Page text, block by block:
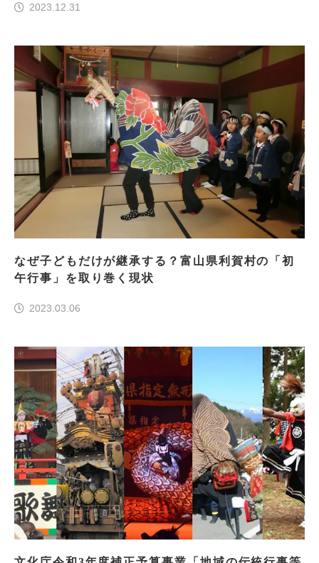
2023.12.31
なぜ子どもだけが継承する？富山県利賀村の「初
午行事」を取り巻く現状
2023.03.06